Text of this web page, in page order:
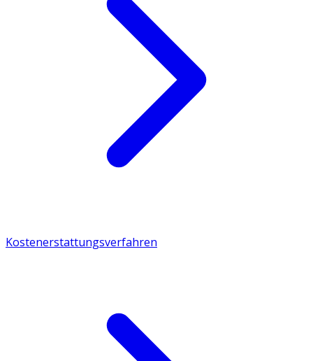
Kostenerstattungsverfahren